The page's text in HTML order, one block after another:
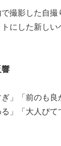
撮影した自
にした新し
」「前のも
」「大人び